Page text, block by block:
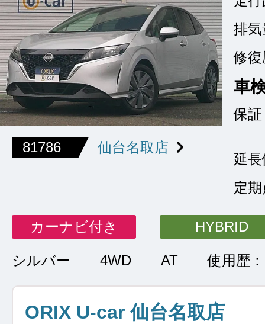
81786 仙台名取店
排気
修復
車
保証
延
定
カーナビ付き HYBRID
シルバー 4WD AT 使用歴
ORIX U-car 仙台名取店